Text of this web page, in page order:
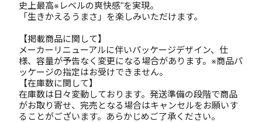
史上最高※レベルの爽快感"を実現。
「生きかえるうまさ」を楽しみいただけます。
【掲載商品に関して】
メーカーリニューアルに伴いパッケージデザイン、仕
様、容量が予告なく変更になる場合があります。※商品パ
ッケージの指定はお受けできません。
【在庫数に関して】
在庫数は日々変動しております。発送準備の段階で商品
がお取り寄せ、完売となる場合はキャンセルをお願いす
ることがございます。あらかじめご了承ください。